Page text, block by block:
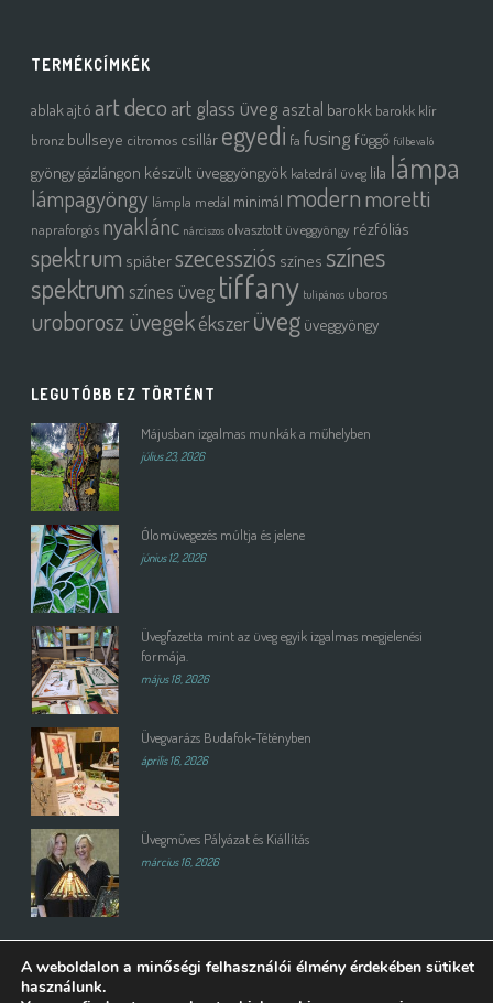
TERMÉKCÍMKÉK
ablakajtó art deco art glass üvegasztal barokk barokk klír
bronz bullseye citromos csillár egyedi fa fusing függő fülbevaló
gyöngygázlángon készült üveggyöngyök katedrál üveg lila lámpa
lámpagyöngy lámpla medál minimál modernmoretti
napraforgós nyaklánc nárciszos olvasztott üveggyöngy rézfóliás
spektrum spiáterszecessziós színes színes
spektrumszínes üveg tiffany tulipános uboros
uroborosz üvegekékszerüveg üveggyöngy
LEGUTÓBB EZ TÖRTÉNT
Májusban izgalmas munkák a műhelyben
július 23, 2026
Ólomüvegezés múltja és jelene
június 12, 2026
Üvegfazetta mint az üveg egyik izgalmas megjelenési
formája.
május 18, 2026
Üvegvarázs Budafok-Tétényben
április 16, 2026
Üvegműves Pályázat és Kiállítás
március 16, 2026
A weboldalon a minőségi felhasználói élmény érdekében sütiket
használunk.